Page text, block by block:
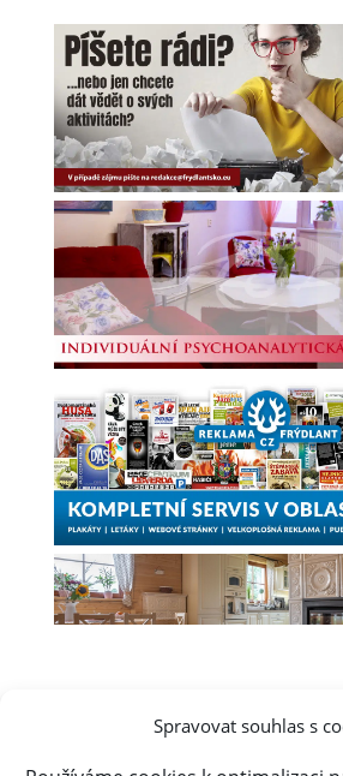
Spravovat souhlas s